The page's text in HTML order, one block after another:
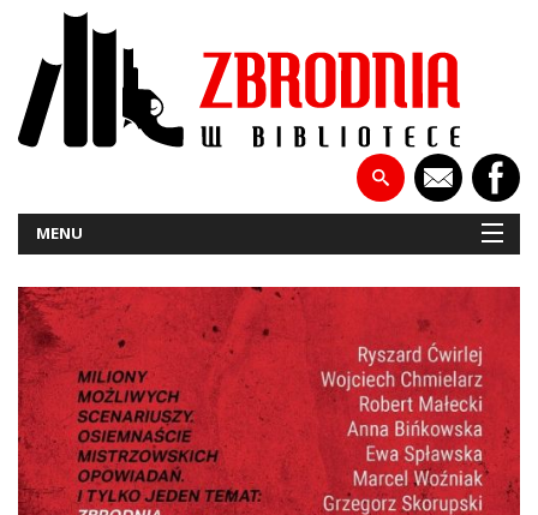
MENU
NOWOŚCI
PATRONATY
WYWIADY
RECENZJE